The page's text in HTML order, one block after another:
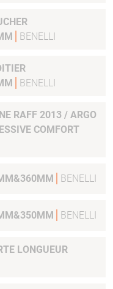
BENELLI
BENELLI
RAFF 2013 / ARGO
COMFORT
BENELLI
BENELLI